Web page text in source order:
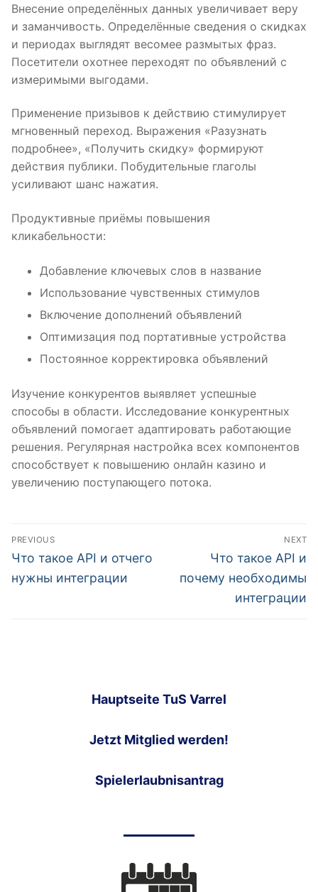
Внесение определённых данных увеличивает веру
и заманчивость. Определённые сведения о скидках
и периодах выглядят весомее размытых фраз.
Посетители охотнее переходят по объявлений с
измеримыми выгодами.
Применение призывов к действию стимулирует
мгновенный переход. Выражения «Разузнать
подробнее», «Получить скидку» формируют
действия публики. Побудительные глаголы
усиливают шанс нажатия.
Продуктивные приёмы повышения
кликабельности:
Добавление ключевых слов в название
Использование чувственных стимулов
Включение дополнений объявлений
Оптимизация под портативные устройства
Постоянное корректировка объявлений
Изучение конкурентов выявляет успешные
способы в области. Исследование конкурентных
объявлений помогает адаптировать работающие
решения. Регулярная настройка всех компонентов
способствует к повышению онлайн казино и
увеличению поступающего потока.
Post
navigation
PREVIOUS
Previous
post:
Что такое API и отчего
нужны интеграции
NEXT
Next
post:
Что такое API и
почему необходимы
интеграции
Hauptseite TuS Varrel
Jetzt Mitglied werden!
Spielerlaubnisantrag